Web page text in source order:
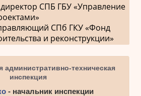
СПБ ГБУ «Управление
СПб ГКУ «Фонд
и реконструкции»
административно-техническая
инспекция
- начальник инспекции